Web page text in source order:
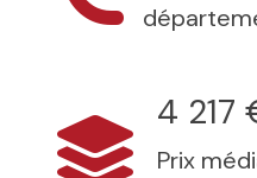
4 217
Prix